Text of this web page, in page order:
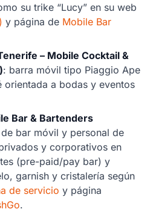
su trike “Lucy” en su web
y página de Mobile Bar
– Mobile Cocktail &
: barra móvil tipo Piaggio Ape
orientada a bodas y eventos
Bar & Bartenders
bar móvil y personal de
y corporativos en
(pre-paid/pay bar) y
garnish y cristalería según
de servicio y página
.